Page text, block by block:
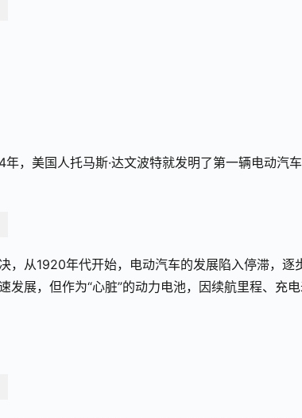
，美国人托马斯·达文波特就发明了第一辆电动汽车
，从1920年代开始，电动汽车的发展陷入停滞，逐
展，但作为“心脏”的动力电池，因续航里程、充